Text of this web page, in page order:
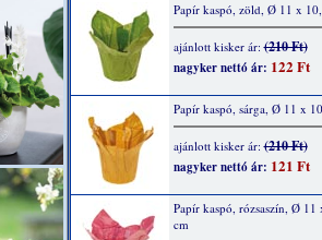
Papír kaspó, zöld, Ø 11 x
ajánlott kisker ár:(210 Ft)
nagyker nettó ár: 122 Ft
Papír kaspó, sárga, Ø 11 x
ajánlott kisker ár:(210 Ft)
nagyker nettó ár: 121 Ft
Papír kaspó, rózsaszín, Ø 11
cm